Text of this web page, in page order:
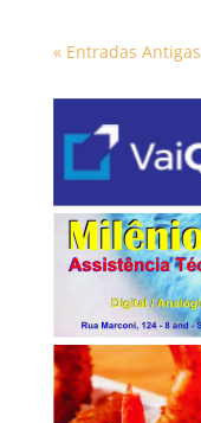
« Entradas Antigas